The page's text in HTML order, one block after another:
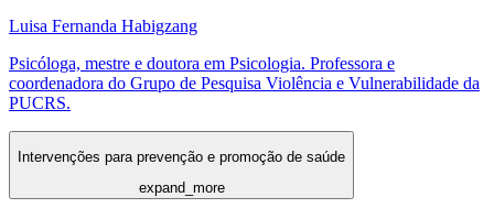
Luisa Fernanda Habigzang
Psicóloga, mestre e doutora em Psicologia. Professora e
coordenadora do Grupo de Pesquisa Violência e Vulnerabilidade da
PUCRS.
Intervenções para prevenção e promoção de saúde
expand_more